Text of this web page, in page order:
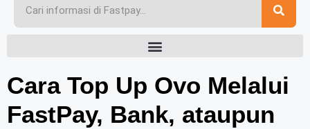
Cara Top Up Ovo Melalui
FastPay, Bank, ataupun